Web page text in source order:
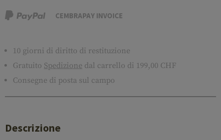
CEMBRAPAY INVOICE
10 giorni di diritto di restituzione
Gratuito Spedizione dal carrello di 199,00 CHF
Consegne di posta sul campo
Descrizione